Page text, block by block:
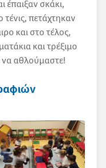
έπαιξαν σκάκι,
πετάχτηκαν
και στο τέλος,
και τρέξιμο
αθλούμαστε!